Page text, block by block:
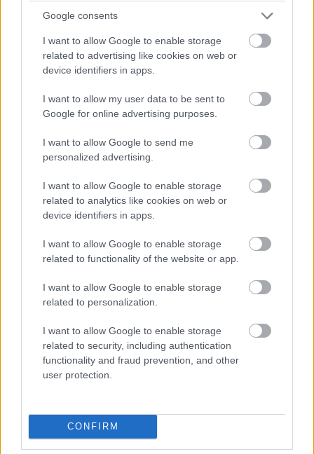
Google consents
I want to allow Google to enable storage
related to advertising like cookies on web or
device identifiers in apps.
I want to allow my user data to be sent to
Google for online advertising purposes.
I want to allow Google to send me
personalized advertising.
I want to allow Google to enable storage
related to analytics like cookies on web or
device identifiers in apps.
I want to allow Google to enable storage
related to functionality of the website or app.
I want to allow Google to enable storage
related to personalization.
I want to allow Google to enable storage
related to security, including authentication
functionality and fraud prevention, and other
user protection.
CONFIRM